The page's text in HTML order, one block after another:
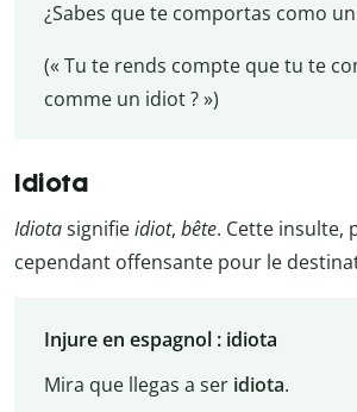
¿Sabes que te comportas como un
(« Tu te rends compte que tu te
comme un idiot ? »)
Idiota
Idiotasignifieidiot, bête. Cette insulte,
cependant offensante pour le
Injure en espagnol : idiota
Mira que llegas a ser idiota.